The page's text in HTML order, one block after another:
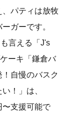
、パティは放牧
ガーです。
言える「J's
ーキ「鎌倉バ
自慢のバスク
！」は、
〜支援可能で